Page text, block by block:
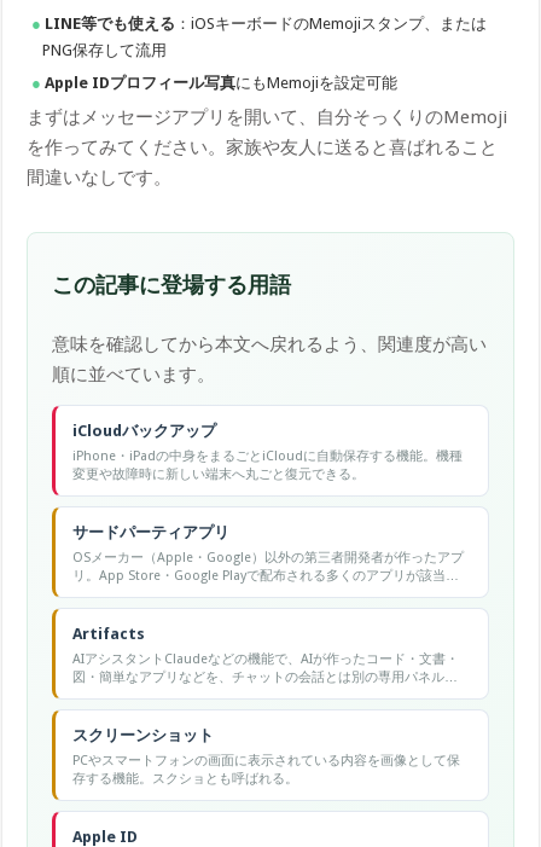
LINE等でも使える ：iOSキーボードのMemojiスタンプ、または
PNG保存して流用
Apple IDプロフィール写真にもMemojiを設定可能
まずはメッセージアプリを開いて、自分そっくりのMemoji
を作ってみてください。家族や友人に送ると喜ばれること
間違いなしです。
この記事に登場する用語
意味を確認してから本文へ戻れるよう、関連度が高い
順に並べています。
iCloudバックアップ
iPhone・iPadの中身をまるごとiCloudに自動保存する機能。機種
変更や故障時に新しい端末へ丸ごと復元できる。
サードパーティアプリ
OSメーカー（Apple・Google）以外の第三者開発者が作ったアプ
リ。App Store・Google Playで配布される多くのアプリが該当す
る。
Artifacts
AIアシスタントClaudeなどの機能で、AIが作ったコード・文書・
図・簡単なアプリなどを、チャットの会話とは別の専用パネルに
表示し、編集・プレビュー・保存できるようにするもの。長い生
成物を見やすく扱え、その場で動きや見た目を確認できる。
スクリーンショット
PCやスマートフォンの画面に表示されている内容を画像として保
存する機能。スクショとも呼ばれる。
Apple ID